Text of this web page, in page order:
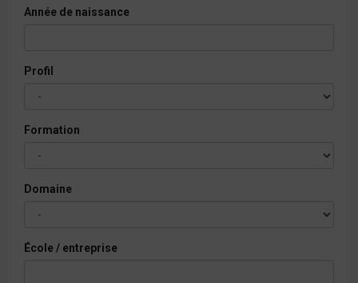
Année de naissance
Profil
Formation
Domaine
École / entreprise